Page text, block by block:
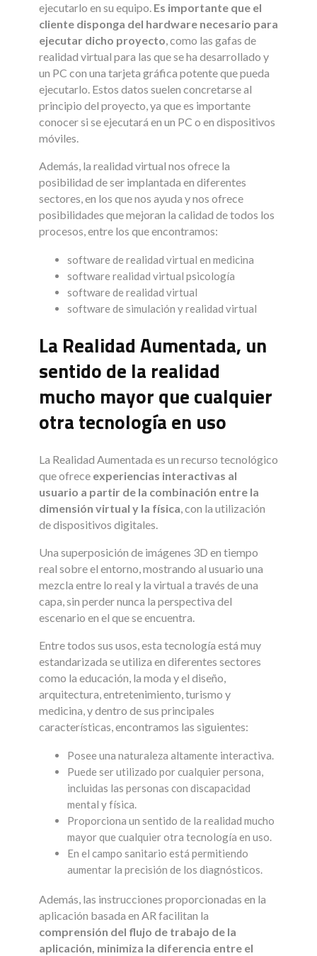
ejecutarlo en su equipo. Es importante que el
cliente disponga del hardware necesario para
ejecutar dicho proyecto , como las gafas de
realidad virtual para las que se ha desarrollado y
un PC con una tarjeta gráfica potente que pueda
ejecutarlo. Estos datos suelen concretarse al
principio del proyecto, ya que es importante
conocer si se ejecutará en un PC o en dispositivos
móviles.
Además, la realidad virtual nos ofrece la
posibilidad de ser implantada en diferentes
sectores, en los que nos ayuda y nos ofrece
posibilidades que mejoran la calidad de todos los
procesos, entre los que encontramos:
software de realidad virtual en medicina
software realidad virtual psicología
software de realidad virtual
software de simulación y realidad virtual
La Realidad Aumentada, un
sentido de la realidad
mucho mayor que cualquier
otra tecnología en uso
La Realidad Aumentada es un recurso tecnológico
que ofrece experiencias interactivas al
usuario a partir de la combinación entre la
dimensión virtual y la física , con la utilización
de dispositivos digitales.
Una superposición de imágenes 3D en tiempo
real sobre el entorno, mostrando al usuario una
mezcla entre lo real y la virtual a través de una
capa, sin perder nunca la perspectiva del
escenario en el que se encuentra.
Entre todos sus usos, esta tecnología está muy
estandarizada se utiliza en diferentes sectores
como la educación, la moda y el diseño,
arquitectura, entretenimiento, turismo y
medicina, y dentro de sus principales
características, encontramos las siguientes:
Posee una naturaleza altamente interactiva.
Puede ser utilizado por cualquier persona,
incluidas las personas con discapacidad
mental y física.
Proporciona un sentido de la realidad mucho
mayor que cualquier otra tecnología en uso.
En el campo sanitario está permitiendo
aumentar la precisión de los diagnósticos.
Además, las instrucciones proporcionadas en la
aplicación basada en AR facilitan la
comprensión del flujo de trabajo de la
aplicación, minimiza la diferencia entre el